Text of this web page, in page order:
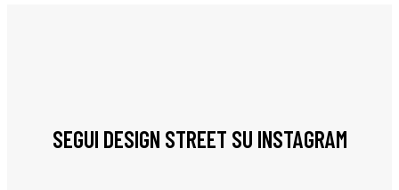
SEGUI DESIGN STREET SU INSTAGRAM